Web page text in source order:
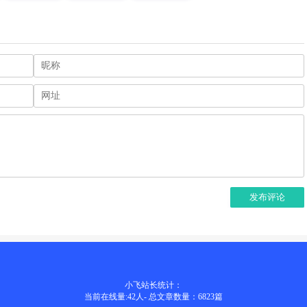
发布评论
小飞站长统计：
当前在线量:42 人 - 总文章数量：6823篇